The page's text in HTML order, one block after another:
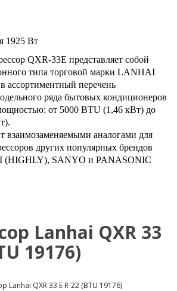
1925 Вт
QXR-33Е представляет собой
типа торговой марки LANHAI
ассортиментный перечень
ряда бытовых кондиционеров
от 5000 BTU (1,46 кВт) до
взаимозаменяемыми аналогами для
других популярных брендов
(HIGHLY), SANYO и PANASONIC
Lanhai QXR 33
19176)
Lanhai QXR 33 E R-22 (BTU 19176)